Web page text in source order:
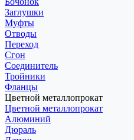
Заглушки
Муфты
Отводы
Переход
Сгон
Соединитель
Тройники
Фланцы
Цветной металлопрокат
Цветной металлопрокат
Алюминий
Дюраль